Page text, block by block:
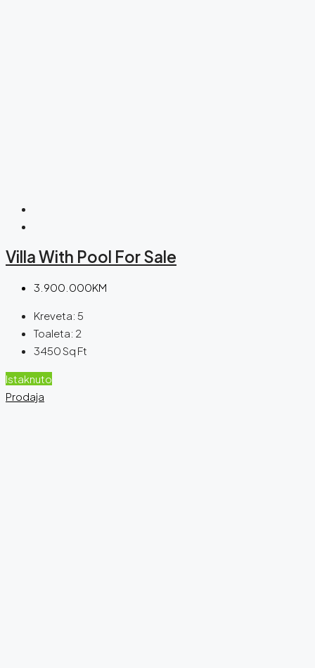
Villa With Pool For Sale
3.900.000KM
Kreveta: 5
Toaleta: 2
3450Sq Ft
Istaknuto
Prodaja